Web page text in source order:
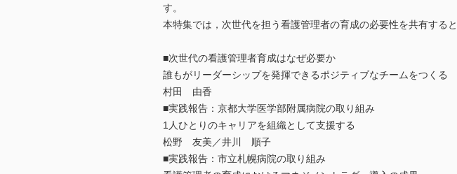
す。
本特集では，次世代を担う看護管理者の育成の必要性を共有する
■次世代の看護管理者育成はなぜ必要か
誰もがリーダーシップを発揮できるポジティブなチームをつくる
村田 由香
■実践報告：京都大学医学部附属病院の取り組み
1人ひとりのキャリアを組織として支援する
松野 友美／井川 順子
■実践報告：市立札幌病院の取り組み